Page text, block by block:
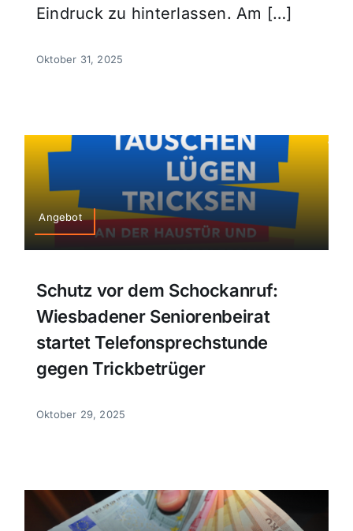
Eindruck zu hinterlassen. Am […]
Oktober 31, 2025
Angebot
Schutz vor dem Schockanruf:
Wiesbadener Seniorenbeirat
startet Telefonsprechstunde
gegen Trickbetrüger
Oktober 29, 2025